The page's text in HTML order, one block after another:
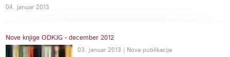
04. januar 2013
Nove knjige ODKJG - december 2012
03. januar 2013 | Nove publikacije